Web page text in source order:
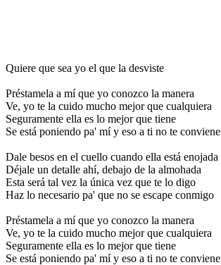
Quiere que sea yo el que la desviste
Préstamela a mí que yo conozco la manera
Ve, yo te la cuido mucho mejor que cualquiera
Seguramente ella es lo mejor que tiene
Se está poniendo pa' mí y eso a ti no te conviene
Dale besos en el cuello cuando ella está enojada
Déjale un detalle ahí, debajo de la almohada
Esta será tal vez la única vez que te lo digo
Haz lo necesario pa' que no se escape conmigo
Préstamela a mí que yo conozco la manera
Ve, yo te la cuido mucho mejor que cualquiera
Seguramente ella es lo mejor que tiene
Se está poniendo pa' mí y eso a ti no te conviene